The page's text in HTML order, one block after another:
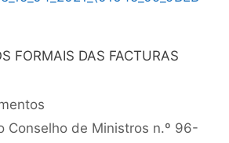
FORMAIS DAS FACTURAS
Conselho de Ministros n.º 96-